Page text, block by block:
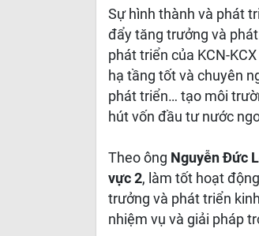
Sự hình thành và phát
đẩy tăng trưởng và
phát triển của KCN-
hạ tầng tốt và chuyên
phát triển… tạo môi
hút vốn đầu tư nước
Theo ông Nguyễn Đức
vực 2, làm tốt hoạt
trưởng và phát triển
nhiệm vụ và giải pháp